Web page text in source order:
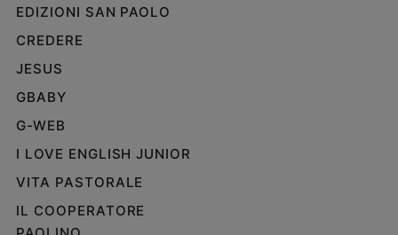
EDIZIONI SAN PAOLO
CREDERE
JESUS
GBABY
G-WEB
I LOVE ENGLISH JUNIOR
VITA PASTORALE
IL COOPERATORE